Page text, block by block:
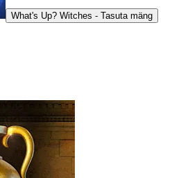
What's Up? Witches - Tasuta mäng